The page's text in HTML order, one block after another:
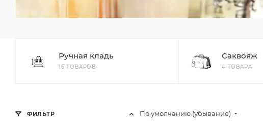
Ручная кладь
16 ТОВАРОВ
Саквояж
4 ТОВАРА
По умолчанию (убывание)
ФИЛЬТР